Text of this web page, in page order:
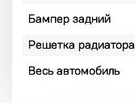
Бампер задний
Решетка радиатора
Весь автомобиль